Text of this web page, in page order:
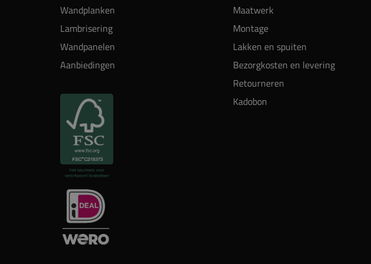
Wandplanken
Lambrisering
Wandpanelen
Aanbiedingen
Maatwerk
Montage
Lakken en spuiten
Bezorgkosten en levering
Retourneren
Kadobon